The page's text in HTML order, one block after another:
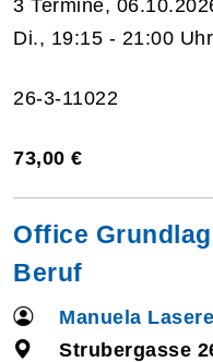
3 Termine,
Di., 19:15 - 21:00 Uhr
26-3-11022
73,00 €
Office
Beruf
Manuela
Strubergasse